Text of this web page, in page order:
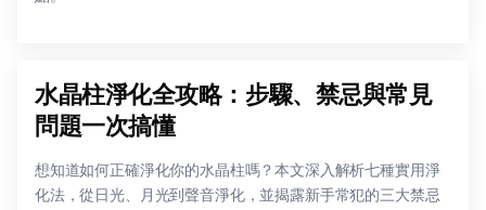
水晶柱淨化全攻略：步驟、禁忌與常見
問題一次搞懂
想知道如何正確淨化你的水晶柱嗎？本文深入解析七種實用淨
化法，從日光、月光到聲音淨化，並揭露新手常犯的三大禁忌